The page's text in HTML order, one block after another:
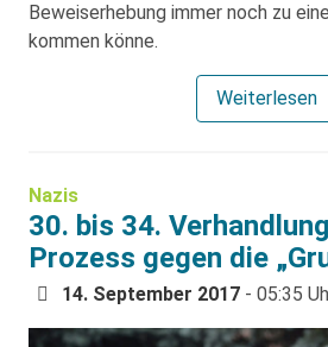
Beweiserhebung immer noch zu
kommen könne.
Weiterlesen
Nazis
30. bis 34.
Prozess gegen die
14. September 2017 - 05:35